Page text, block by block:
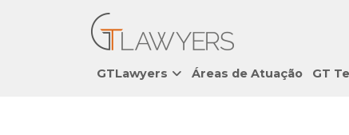
GTLawyers Áreas de Atuação GT